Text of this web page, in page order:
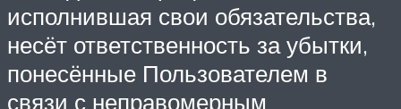
исполнившая свои обязательства,
несёт ответственность за убытки,
понесённые Пользователем в
связи с неправомерным